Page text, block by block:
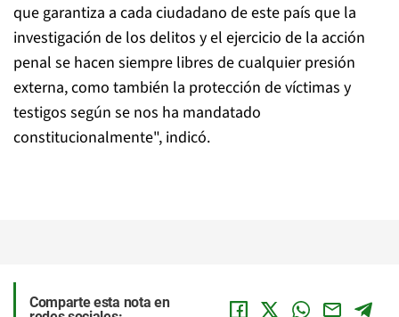
que garantiza a cada ciudadano de este país que la
investigación de los delitos y el ejercicio de la acción
penal se hacen siempre libres de cualquier presión
externa, como también la protección de víctimas y
testigos según se nos ha mandatado
constitucionalmente", indicó.
Comparte esta nota en